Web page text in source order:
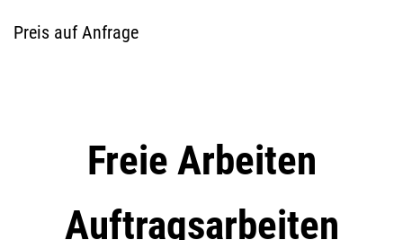
Preis auf Anfrage
Freie Arbeiten
Auftragsarbeiten